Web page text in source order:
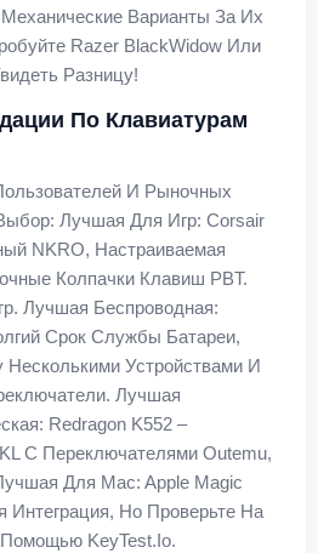
Варианты За Их
Razer BlackWidow Или
Разницу!
По Клавиатурам
И Рыночных
Лучшая Для Игр: Corsair
NKRO, Настраиваемая
Колпачки Клавиш PBT.
Лучшая Беспроводная:
Срок Службы Батареи,
Устройствами И
Лучшая
Redragon K552 –
С Переключателями Outemu,
Для Mac: Apple Magic
Интеграция, Но Проверьте На
KeyTest.io.